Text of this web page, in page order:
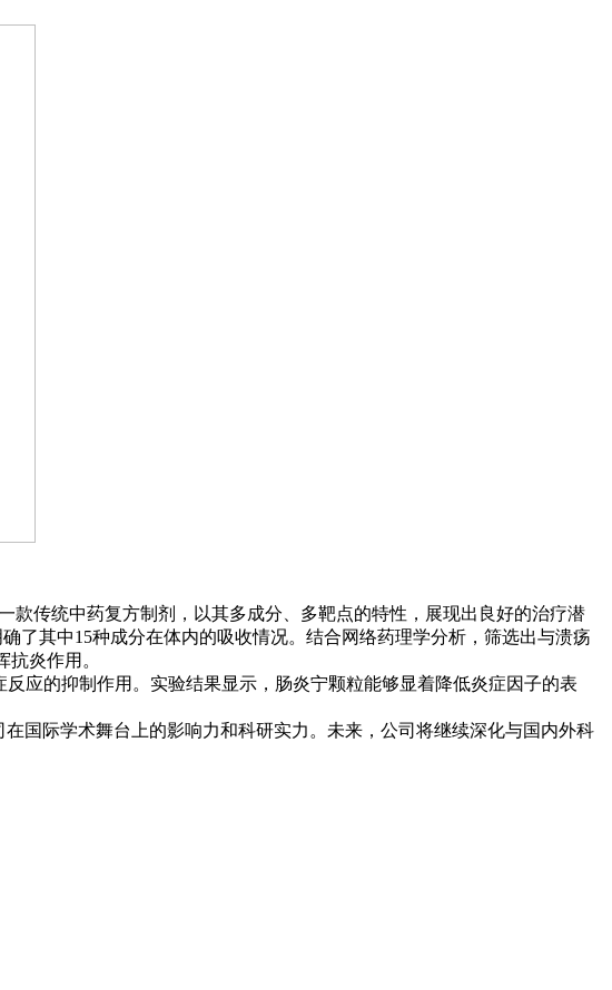
传统中药复方制剂，以其多成分、多靶点的特性，展现出良好的治疗潜
了其中15种成分在体内的吸收情况。结合网络药理学分析，筛选出与溃疡
炎作用。
应的抑制作用。实验结果显示，肠炎宁颗粒能够显着降低炎症因子的表
际学术舞台上的影响力和科研实力。未来，公司将继续深化与国内外科